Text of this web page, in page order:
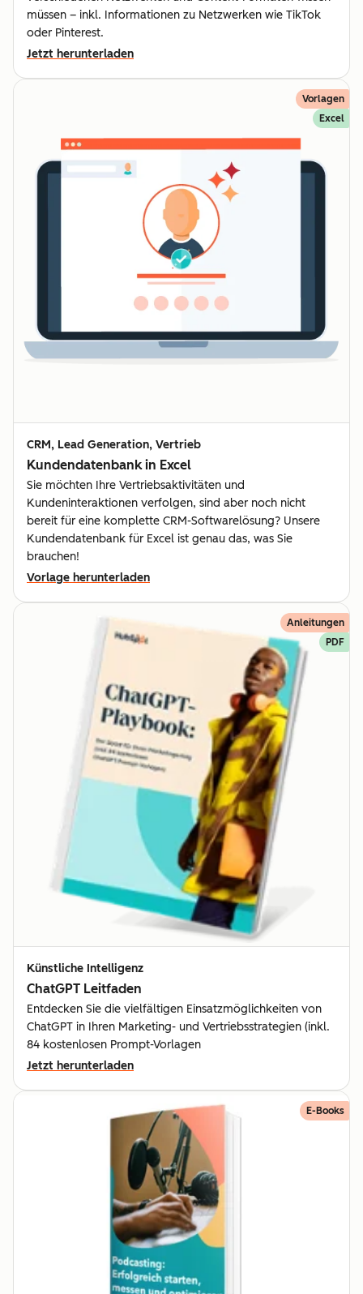
müssen – inkl. Informationen zu Netzwerken wie TikTok
oder Pinterest.
Jetzt herunterladen
Vorlagen
Excel
CRM, Lead Generation, Vertrieb
Kundendatenbank in Excel
Sie möchten Ihre Vertriebsaktivitäten und
Kundeninteraktionen verfolgen, sind aber noch nicht
bereit für eine komplette CRM-Softwarelösung? Unsere
Kundendatenbank für Excel ist genau das, was Sie
brauchen!
Vorlage herunterladen
Anleitungen
PDF
Künstliche Intelligenz
ChatGPT Leitfaden
Entdecken Sie die vielfältigen Einsatzmöglichkeiten von
ChatGPT in Ihren Marketing- und Vertriebsstrategien (inkl.
84 kostenlosen Prompt-Vorlagen
Jetzt herunterladen
E-Books